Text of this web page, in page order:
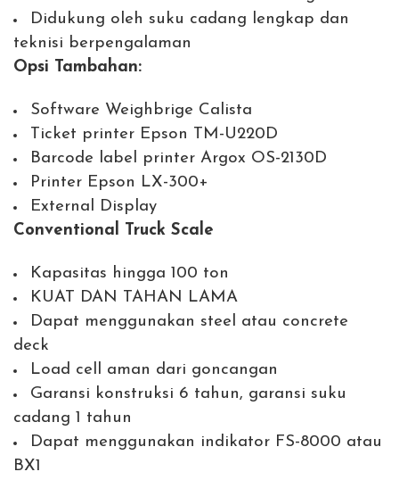
Didukung oleh suku cadang lengkap dan
teknisi berpengalaman
Opsi Tambahan:
Software Weighbrige Calista
Ticket printer Epson TM-U220D
Barcode label printer Argox OS-2130D
Printer Epson LX-300+
External Display
Conventional Truck Scale
Kapasitas hingga 100 ton
KUAT DAN TAHAN LAMA
Dapat menggunakan steel atau concrete
deck
Load cell aman dari goncangan
Garansi konstruksi 6 tahun, garansi suku
cadang 1 tahun
Dapat menggunakan indikator FS-8000 atau
BX1